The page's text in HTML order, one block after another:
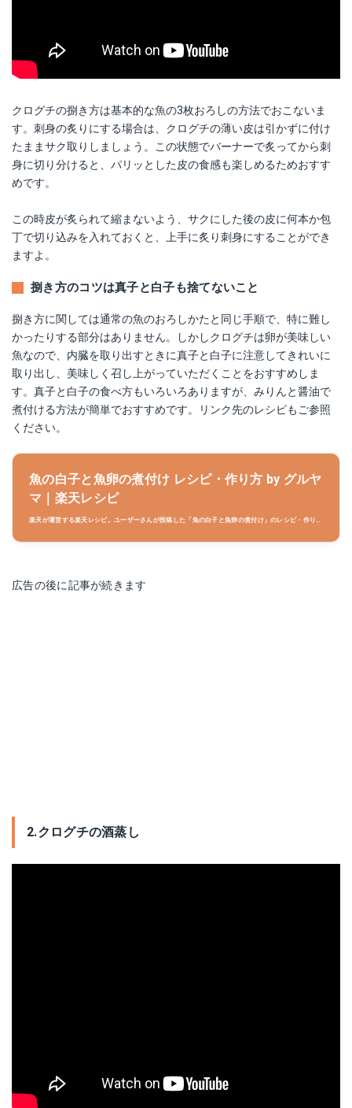
クログチの捌き方は基本的な魚の3枚おろしの方法でおこないま
す。刺身の炙りにする場合は、クログチの薄い皮は引かずに付け
たままサク取りしましょう。この状態でバーナーで炙ってから刺
身に切り分けると、パリッとした皮の食感も楽しめるためおすす
めです。
この時皮が炙られて縮まないよう、サクにした後の皮に何本か包
丁で切り込みを入れておくと、上手に炙り刺身にすることができ
ますよ。
捌き方のコツは真子と白子も捨てないこと
捌き方に関しては通常の魚のおろしかたと同じ手順で、特に難し
かったりする部分はありません。しかしクログチは卵が美味しい
魚なので、内臓を取り出すときに真子と白子に注意してきれいに
取り出し、美味しく召し上がっていただくことをおすすめしま
す。真子と白子の食べ方もいろいろありますが、みりんと醤油で
煮付ける方法が簡単でおすすめです。リンク先のレシピもご参照
ください。
魚の白子と魚卵の煮付け レシピ・作り方 by グルヤ
マ｜楽天レシピ
楽天が運営する楽天レシピ。ユーザーさんが投稿した「魚の白子と魚卵の煮付け」のレシピ・作り方
広告の後に記事が続きます
2.クログチの酒蒸し